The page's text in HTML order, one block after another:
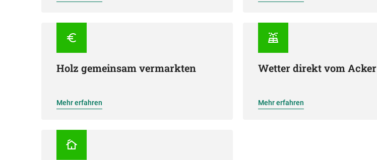
Holz gemeinsam vermarkten
Mehr erfahren
Wetter direkt vom Acker
Mehr erfahren